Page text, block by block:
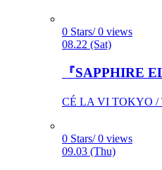
0 Stars/ 0 views
08.22 (Sat)
『SAPPHIRE
CÉ LA VI TOKYO /
0 Stars/ 0 views
09.03 (Thu)